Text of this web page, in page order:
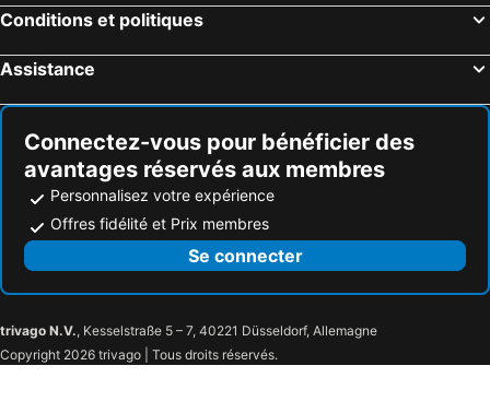
Conditions et politiques
Assistance
Connectez-vous pour bénéficier des
avantages réservés aux membres
Personnalisez votre expérience
Offres fidélité et Prix membres
Se connecter
trivago N.V., Kesselstraße 5 – 7, 40221 Düsseldorf, Allemagne
Copyright 2026 trivago | Tous droits réservés.